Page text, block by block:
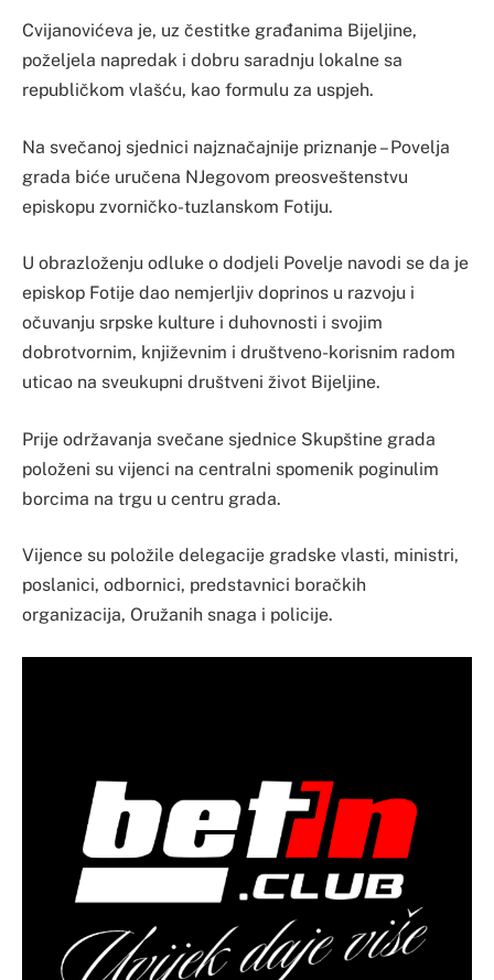
Cvijanovićeva je, uz čestitke građanima Bijeljine,
poželjela napredak i dobru saradnju lokalne sa
republičkom vlašću, kao formulu za uspjeh.
Na svečanoj sjednici najznačajnije priznanje – Povelja
grada biće uručena NJegovom preosveštenstvu
episkopu zvorničko-tuzlanskom Fotiju.
U obrazloženju odluke o dodjeli Povelje navodi se da je
episkop Fotije dao nemjerljiv doprinos u razvoju i
očuvanju srpske kulture i duhovnosti i svojim
dobrotvornim, književnim i društveno-korisnim radom
uticao na sveukupni društveni život Bijeljine.
Prije održavanja svečane sjednice Skupštine grada
položeni su vijenci na centralni spomenik poginulim
borcima na trgu u centru grada.
Vijence su položile delegacije gradske vlasti, ministri,
poslanici, odbornici, predstavnici boračkih
organizacija, Oružanih snaga i policije.